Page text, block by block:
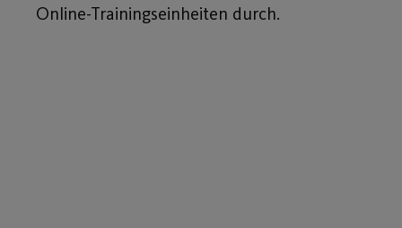
Online-Trainingseinheiten durch.